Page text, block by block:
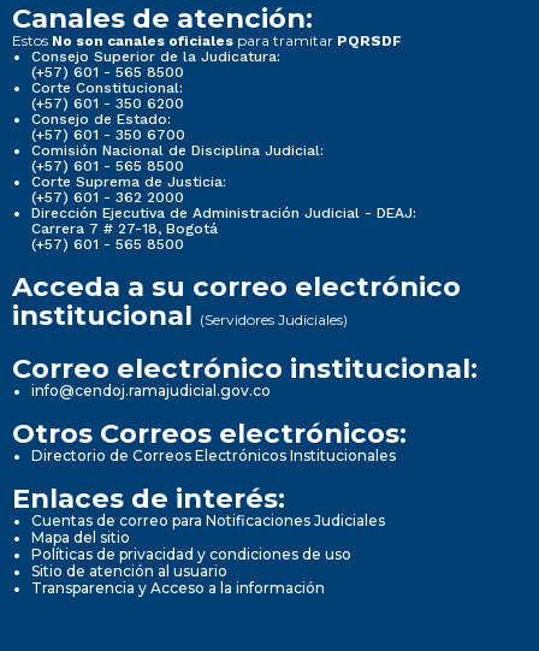
Canales de atención:
Estos No son canales oficiales para tramitar PQRSDF
Consejo Superior de la Judicatura:
(+57) 601 - 565 8500
Corte Constitucional:
(+57) 601 - 350 6200
Consejo de Estado:
(+57) 601 - 350 6700
Comisión Nacional de Disciplina Judicial:
(+57) 601 - 565 8500
Corte Suprema de Justicia:
(+57) 601 - 362 2000
Dirección Ejecutiva de Administración Judicial - DEAJ:
Carrera 7 # 27-18, Bogotá
(+57) 601 - 565 8500
Acceda a su correo electrónico
institucional (Servidores Judiciales)
Correo electrónico institucional:
info@cendoj.ramajudicial.gov.co
Otros Correos electrónicos:
Directorio de Correos Electrónicos Institucionales
Enlaces de interés:
Cuentas de correo para Notificaciones Judiciales
Mapa del sitio
Políticas de privacidad y condiciones de uso
Sitio de atención al usuario
Transparencia y Acceso a la información